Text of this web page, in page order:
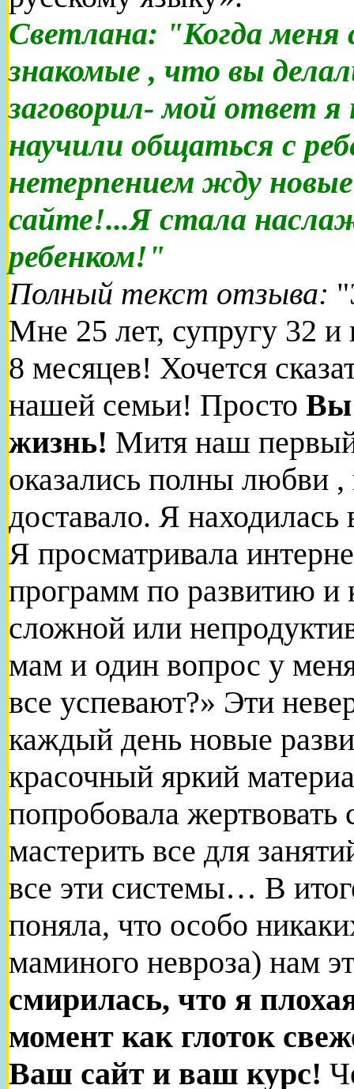
Светлана: "Когда
знакомые , что вы
заговорил- мой ответ
научили общаться с
нетерпением жду
сайте!...Я стала
ребенком!"
Полный текст отзыва:
Мне 25 лет, супругу 32
8 месяцев! Хочется
нашей семьи! Просто Вы
жизнь! Митя наш
оказались полны любви ,
доставало. Я находилась
Я просматривала
программ по развитию и
сложной или
мам и один вопрос у
все успевают?» Эти
каждый день новые
красочный яркий
попробовала жертвовать
мастерить все для
все эти системы… В
поняла, что особо
маминого невроза) нам
смирилась, что я
момент как глоток
Ваш сайт и ваш курс!